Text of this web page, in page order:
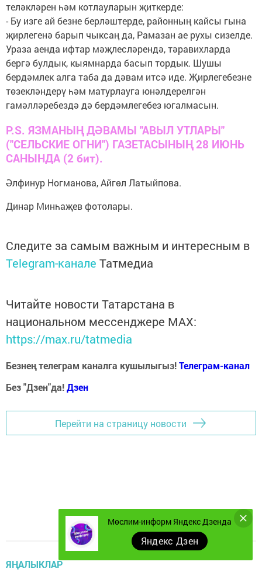
теләкләрен һәм котлауларын җиткерде:
- Бу изге ай безне берләштерде, районның кайсы гына
җирлегенә барып чыксаң да, Рамазан ае рухы сизелде.
Ураза аенда ифтар мәҗлесләрендә, тәравихларда
бергә булдык, кыямнарда басып тордык. Шушы
бердәмлек алга таба да дәвам итсә иде. Җирлегебезне
төзекләндерү һәм матурлауга юнәлдерелгән
гамәлләребездә дә бердәмлегебез югалмасын.
P.S. ЯЗМАНЫҢ ДӘВАМЫ "АВЫЛ УТЛАРЫ"
("СЕЛЬСКИЕ ОГНИ") ГАЗЕТАСЫНЫҢ 28 ИЮНЬ
САНЫНДА (2 бит).
Әлфинур Ногманова, Айгөл Латыйпова.
Динар Минһаҗев фотолары.
Следите за самым важным и интересным в
Telegram-канале Татмедиа
Читайте новости Татарстана в
национальном мессенджере MАХ:
https://max.ru/tatmedia
Безнең телеграм каналга кушылыгыз!Телеграм-канал
Без "Дзен"да!Дзен
Перейти на страницу новости
ЯҢАЛЫКЛАР
Мөслим-информ Яндекс Дзенда
Яндекс Дзен